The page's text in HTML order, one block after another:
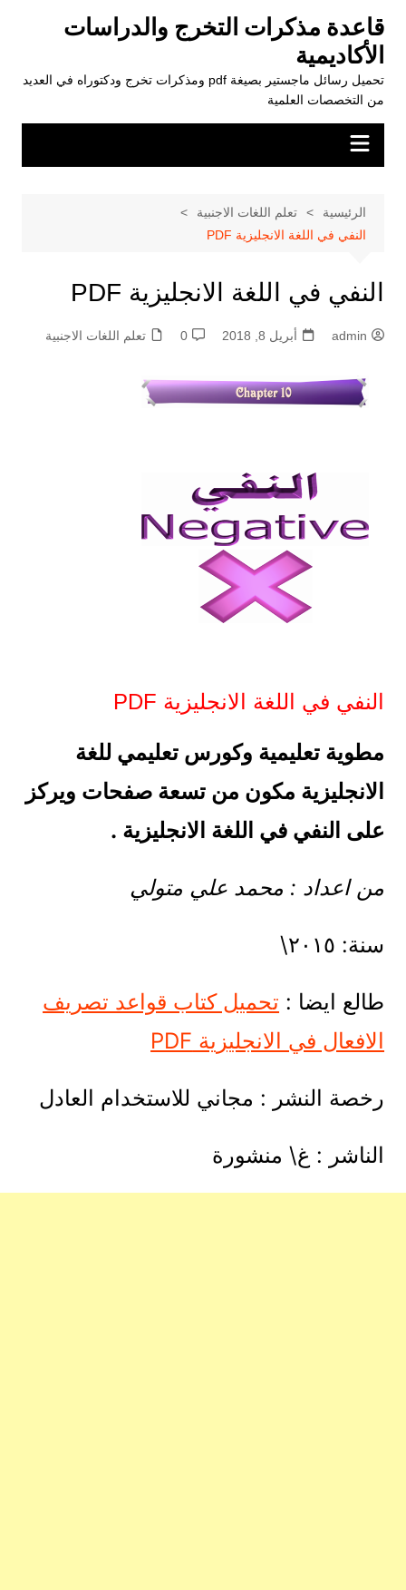
المحتوى
قاعدة مذكرات التخرج والدراسات
الأكاديمية
تحميل رسائل ماجستير بصيغة pdf ومذكرات تخرج ودكتوراه في العديد
من التخصصات العلمية
الرئيسية
تعلم اللغات الاجنبية
النفي في اللغة الانجليزية PDF
النفي في اللغة الانجليزية PDF
admin أبريل 8, 2018 0 تعلم اللغات الاجنبية
النفي في اللغة الانجليزية PDF
مطوية تعليمية وكورس تعليمي للغة
الانجليزية مكون من تسعة صفحات ويركز
على النفي في اللغة الانجليزية .
من اعداد : محمد علي متولي
سنة: ٢٠١٥\
طالع ايضا : تحميل كتاب قواعد تصريف
الافعال في الانجليزية PDF
رخصة النشر : مجاني للاستخدام العادل
الناشر : غ\ منشورة